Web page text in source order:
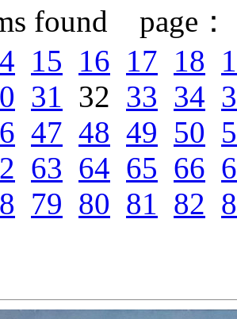
found page：
15 16 17 18
31 32 33 34
47 48 49 50
63 64 65 66
79 80 81 82